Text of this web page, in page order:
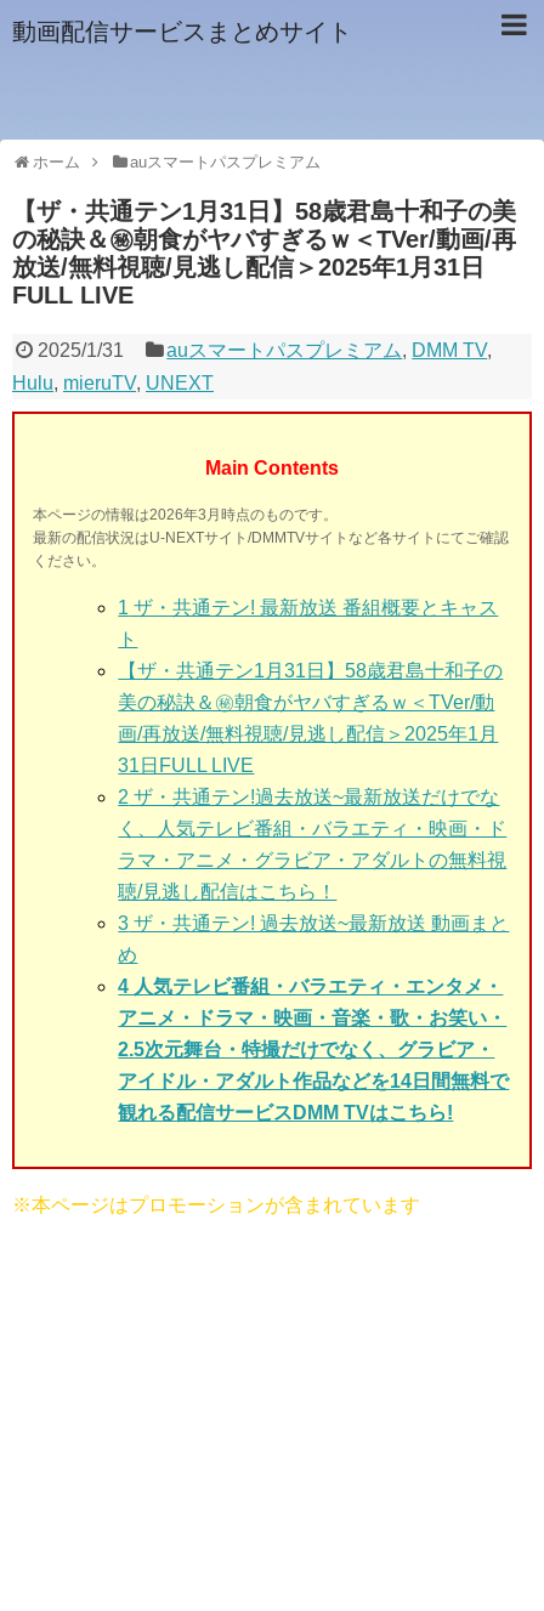
動画配信サービスまとめサイト
ホーム auスマートパスプレミアム
【ザ・共通テン1月31日】58歳君島十和子の美
の秘訣＆㊙朝食がヤバすぎるｗ＜TVer/動画/再
放送/無料視聴/見逃し配信＞2025年1月31日
FULL LIVE
2025/1/31 auスマートパスプレミアム, DMM TV,
Hulu, mieruTV, UNEXT
Main Contents
本ページの情報は2026年3月時点のものです。
最新の配信状況はU-NEXTサイト/DMMTVサイトなど各サイトにてご確認
ください。
1 ザ・共通テン! 最新放送 番組概要とキャス
ト
【ザ・共通テン1月31日】58歳君島十和子の
美の秘訣＆㊙朝食がヤバすぎるｗ＜TVer/動
画/再放送/無料視聴/見逃し配信＞2025年1月
31日FULL LIVE
2 ザ・共通テン!過去放送~最新放送だけでな
く、人気テレビ番組・バラエティ・映画・ド
ラマ・アニメ・グラビア・アダルトの無料視
聴/見逃し配信はこちら！
3 ザ・共通テン! 過去放送~最新放送 動画まと
め
4 人気テレビ番組・バラエティ・エンタメ・
アニメ・ドラマ・映画・音楽・歌・お笑い・
2.5次元舞台・特撮だけでなく、グラビア・
アイドル・アダルト作品などを14日間無料で
観れる配信サービスDMM TVはこちら!
※本ページはプロモーションが含まれています